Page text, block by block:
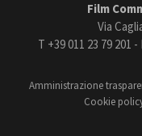
Film
Via
T +39 011 23 79 201 -
Amministrazione
Cookie